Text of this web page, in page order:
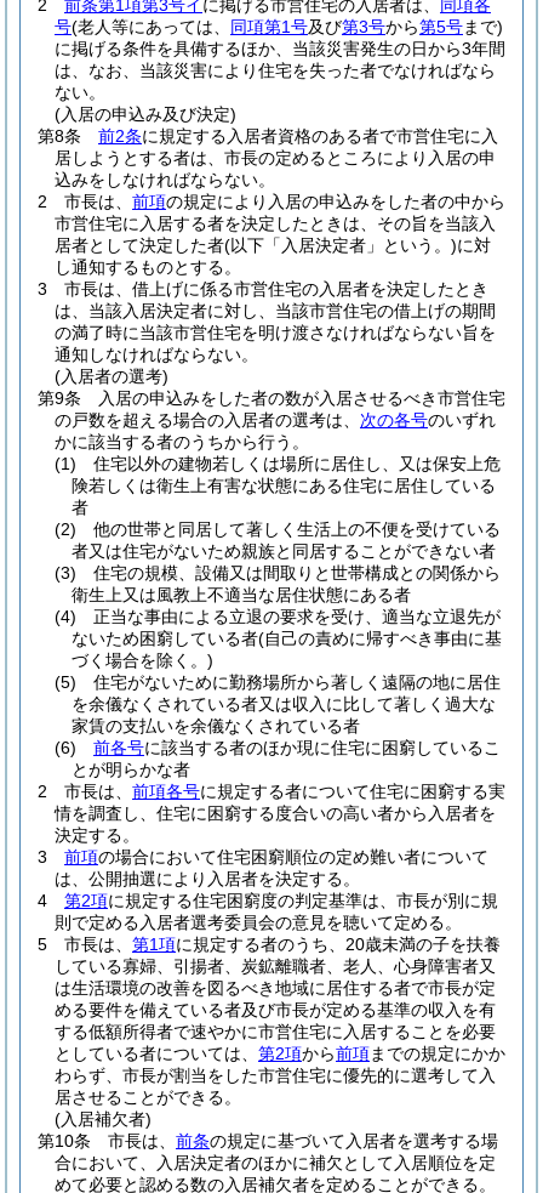
2
前条第1項第3号イに掲げる市営住宅の入居者は、 同項各
号(老人等にあっては、 同項第1号及び第3号から第5号まで)
に掲げる条件を具備するほか、当該災害発生の日から3年間
は、なお、当該災害により住宅を失った者でなければなら
ない。
(入居の申込み及び決定)
第8条
前2条に規定する入居者資格のある者で市営住宅に入
居しようとする者は、市長の定めるところにより入居の申
込みをしなければならない。
2
市長は、 前項の規定により入居の申込みをした者の中から
市営住宅に入居する者を決定したときは、その旨を当該入
居者として決定した者(以下「入居決定者」という。)に対
し通知するものとする。
3
市長は、借上げに係る市営住宅の入居者を決定したとき
は、当該入居決定者に対し、当該市営住宅の借上げの期間
の満了時に当該市営住宅を明け渡さなければならない旨を
通知しなければならない。
(入居者の選考)
第9条
入居の申込みをした者の数が入居させるべき市営住宅
の戸数を超える場合の入居者の選考は、 次の各号のいずれ
かに該当する者のうちから行う。
(1)
住宅以外の建物若しくは場所に居住し、又は保安上危
険若しくは衛生上有害な状態にある住宅に居住している
者
(2)
他の世帯と同居して著しく生活上の不便を受けている
者又は住宅がないため親族と同居することができない者
(3)
住宅の規模、設備又は間取りと世帯構成との関係から
衛生上又は風教上不適当な居住状態にある者
(4)
正当な事由による立退の要求を受け、適当な立退先が
ないため困窮している者(自己の責めに帰すべき事由に基
づく場合を除く。)
(5)
住宅がないために勤務場所から著しく遠隔の地に居住
を余儀なくされている者又は収入に比して著しく過大な
家賃の支払いを余儀なくされている者
(6)
前各号に該当する者のほか現に住宅に困窮しているこ
とが明らかな者
2
市長は、 前項各号に規定する者について住宅に困窮する実
情を調査し、住宅に困窮する度合いの高い者から入居者を
決定する。
3
前項の場合において住宅困窮順位の定め難い者について
は、公開抽選により入居者を決定する。
4
第2項に規定する住宅困窮度の判定基準は、市長が別に規
則で定める入居者選考委員会の意見を聴いて定める。
5
市長は、 第1項に規定する者のうち、20歳未満の子を扶養
している寡婦、引揚者、炭鉱離職者、老人、心身障害者又
は生活環境の改善を図るべき地域に居住する者で市長が定
める要件を備えている者及び市長が定める基準の収入を有
する低額所得者で速やかに市営住宅に入居することを必要
としている者については、 第2項から前項までの規定にかか
わらず、市長が割当をした市営住宅に優先的に選考して入
居させることができる。
(入居補欠者)
第10条
市長は、 前条の規定に基づいて入居者を選考する場
合において、入居決定者のほかに補欠として入居順位を定
めて必要と認める数の入居補欠者を定めることができる。